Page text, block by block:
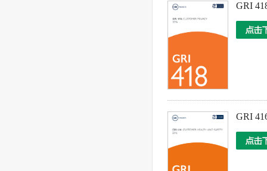
GRI
GRI